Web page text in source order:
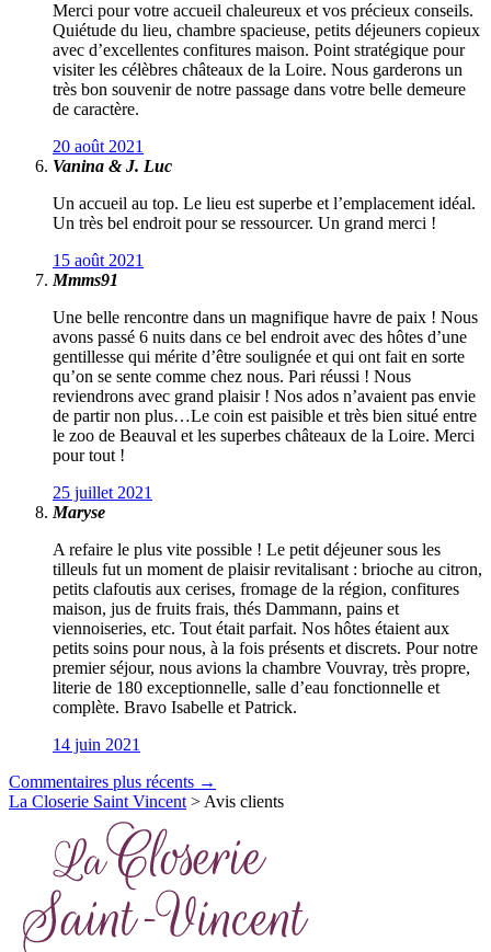
Merci pour votre accueil chaleureux et vos précieux conseils.
Quiétude du lieu, chambre spacieuse, petits déjeuners copieux
avec d’excellentes confitures maison. Point stratégique pour
visiter les célèbres châteaux de la Loire. Nous garderons un
très bon souvenir de notre passage dans votre belle demeure
de caractère.
20 août 2021
Vanina & J. Luc
Un accueil au top. Le lieu est superbe et l’emplacement idéal.
Un très bel endroit pour se ressourcer. Un grand merci !
15 août 2021
Mmms91
Une belle rencontre dans un magnifique havre de paix ! Nous
avons passé 6 nuits dans ce bel endroit avec des hôtes d’une
gentillesse qui mérite d’être soulignée et qui ont fait en sorte
qu’on se sente comme chez nous. Pari réussi ! Nous
reviendrons avec grand plaisir ! Nos ados n’avaient pas envie
de partir non plus…Le coin est paisible et très bien situé entre
le zoo de Beauval et les superbes châteaux de la Loire. Merci
pour tout !
25 juillet 2021
Maryse
A refaire le plus vite possible ! Le petit déjeuner sous les
tilleuls fut un moment de plaisir revitalisant : brioche au citron,
petits clafoutis aux cerises, fromage de la région, confitures
maison, jus de fruits frais, thés Dammann, pains et
viennoiseries, etc. Tout était parfait. Nos hôtes étaient aux
petits soins pour nous, à la fois présents et discrets. Pour notre
premier séjour, nous avions la chambre Vouvray, très propre,
literie de 180 exceptionnelle, salle d’eau fonctionnelle et
complète. Bravo Isabelle et Patrick.
14 juin 2021
Commentaires plus récents →
La Closerie Saint Vincent > Avis clients